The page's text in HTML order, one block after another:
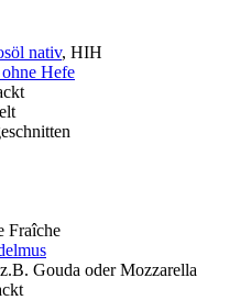
nativ, HIH
Hefe
Fraîche
Gouda oder Mozzarella